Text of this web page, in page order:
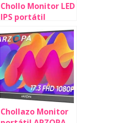
Chollo Monitor LED
IPS portátil
ARZOPA S1 de
15.6" Full HD por
sólo 61,50€ y envío
gratis con cupón
(-62%)
Chollazo Monitor